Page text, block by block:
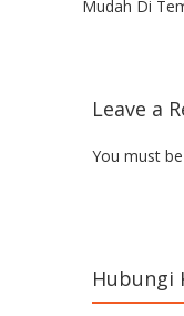
Mudah Di
Leave a
You must be
Hubungi